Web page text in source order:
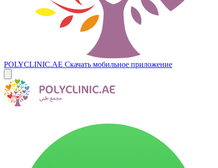
POLYCLINIC.AE Скачать мобильное приложение